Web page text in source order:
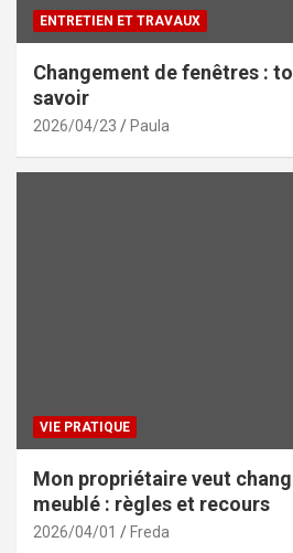
ENTRETIEN ET TRAVAUX
Changement de fenêtres :
savoir
2026/04/23 Paula
VIE PRATIQUE
Mon propriétaire veut
meublé : règles et recours
2026/04/01 Freda